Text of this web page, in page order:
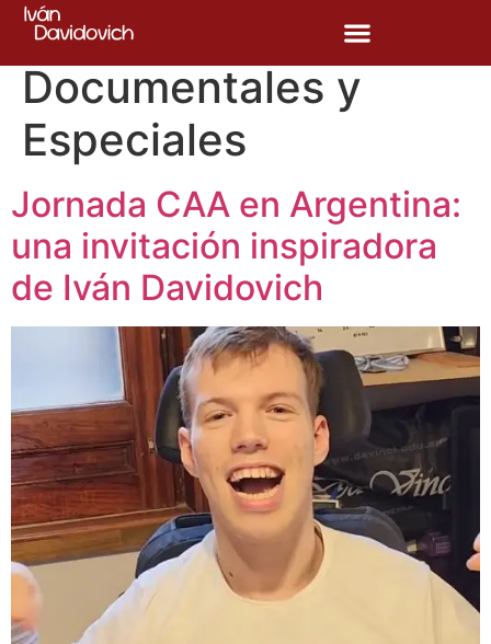
Categoría:
Documentales y
Especiales
Jornada CAA en Argentina:
una invitación inspiradora
de Iván Davidovich